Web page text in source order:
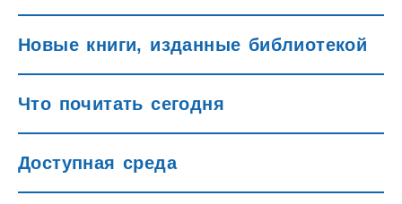
Новые книги, изданные библиотекой
Что почитать сегодня
Доступная среда